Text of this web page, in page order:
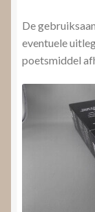
De
eventuele
poetsmiddel